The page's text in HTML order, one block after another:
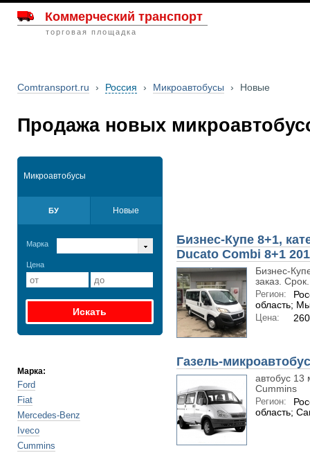
Коммерческий транспорт
торговая площадка
Comtransport.ru › Россия › Микроавтобусы › Новые
Продажа новых
Микроавтобусы
БУ Новые
Марка
Цена
Марка:
Ford
Fiat
Mercedes-Benz
Iveco
Cummins
Бизнес-Купе 8+1,
Ducato Combi 8+1
Бизнес-
заказ.
Регион:
область;
Цена:
Газель-
автобус 13
Cummins
Регион:
область;